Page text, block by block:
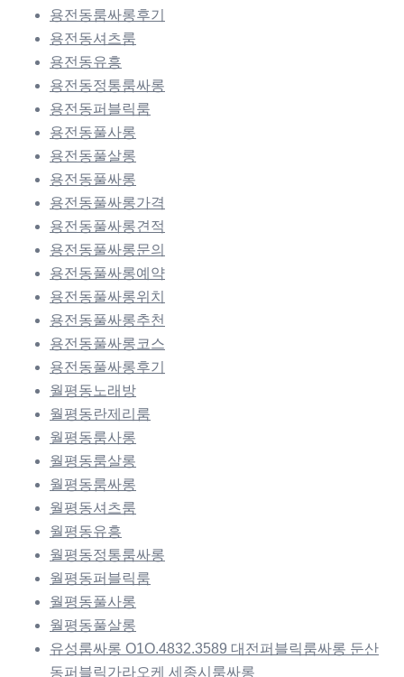
용전동룸싸롱후기
용전동셔츠룸
용전동유흥
용전동정통룸싸롱
용전동퍼블릭룸
용전동풀사롱
용전동풀살롱
용전동풀싸롱
용전동풀싸롱가격
용전동풀싸롱견적
용전동풀싸롱문의
용전동풀싸롱예약
용전동풀싸롱위치
용전동풀싸롱추천
용전동풀싸롱코스
용전동풀싸롱후기
월평동노래방
월평동란제리룸
월평동룸사롱
월평동룸살롱
월평동룸싸롱
월평동셔츠룸
월평동유흥
월평동정통룸싸롱
월평동퍼블릭룸
월평동풀사롱
월평동풀살롱
유성룸싸롱 O1O.4832.3589 대전퍼블릭룸싸롱 둔산
동퍼블릭가라오케 세종시룸싸롱